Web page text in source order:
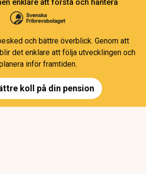
enklare att förstå och hantera
och bättre överblick. Genom att
det enklare att följa utvecklingen och
inför framtiden.
koll på din pension